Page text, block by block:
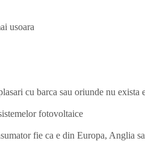
usoara
cu barca sau oriunde nu exista
fotovoltaice
fie ca e din Europa, Anglia